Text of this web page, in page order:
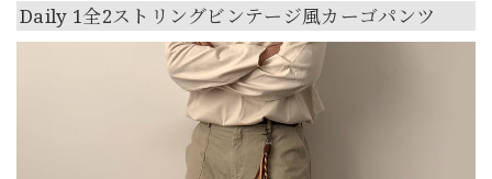
Daily 1全2ストリングビンテージ風カーゴパンツ